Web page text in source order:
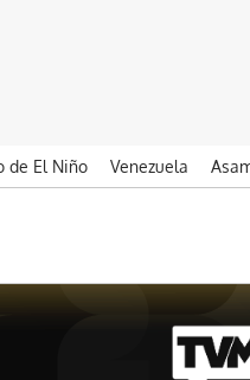
de El Niño Venezuela